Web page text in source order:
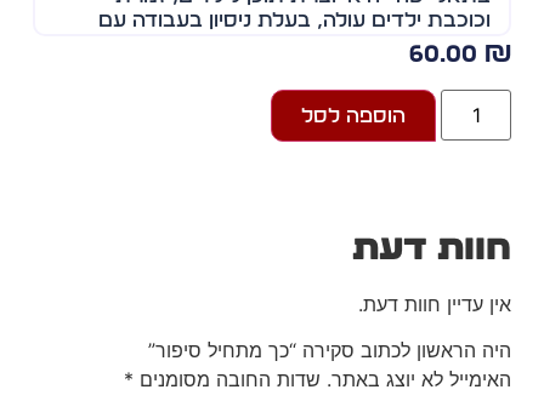
וכוכבת ילדים עולה, בעלת ניסיון בעבודה עם
ילדים דרך מוזיקה, סיפור ויצירה.
ביצירתה היא שמה דגש על חיזוק ביטחון עצמי,
שמחה וקבלת האחר.
60.00
הוספה לסל
דעת
עדיין חוות דעת.
הראשון לכתוב סקירה “כך מתחיל סיפור”
לא יוצג באתר. שדות החובה מסומנים*